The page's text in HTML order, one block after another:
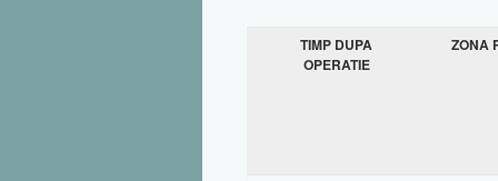
TIMP DUPA
OPERATIE
ZONA